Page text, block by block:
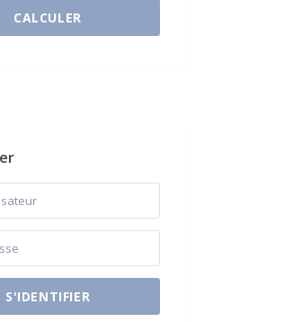
CALCULER
S'IDENTIFIER